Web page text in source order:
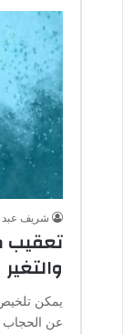
شريف عبد
تعقيب
والتغير
يمكن
عن الحجاب